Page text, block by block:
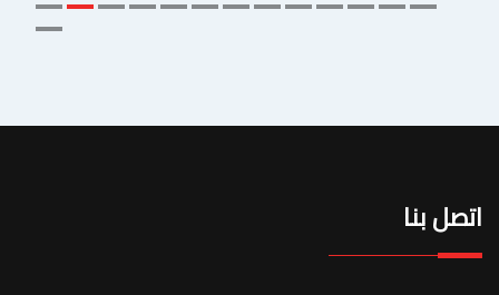
اتصل بنا